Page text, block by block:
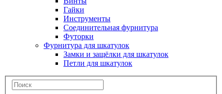
Гайки
Инструменты
Соединительная фурнитура
Футорки
Фурнитура для шкатулок
Замки и защёлки для шкатулок
Петли для шкатулок